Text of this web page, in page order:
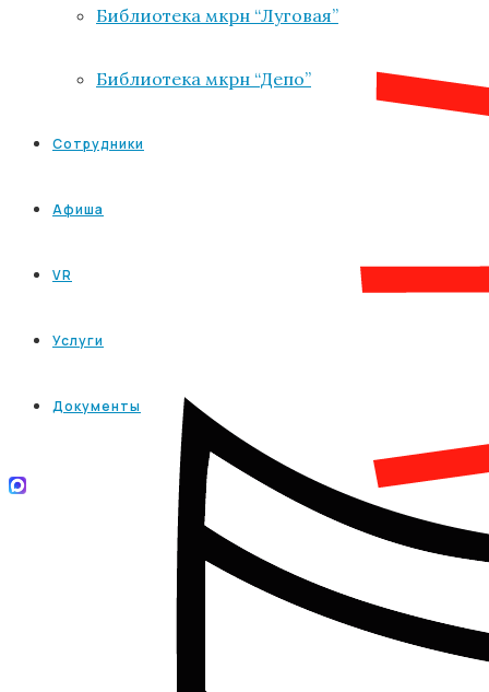
Библиотека мкрн “Луговая”
Библиотека мкрн “Депо”
Сотрудники
Афиша
VR
Услуги
Документы